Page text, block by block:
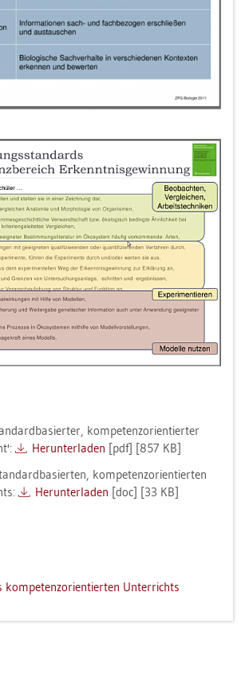
kom­pe­tenz­ori­en­tier­ter
Her­un­ter­la­den [pdf] [857 KB]
kom­pe­tenz­ori­en­tier­ten
Her­un­ter­la­den [doc] [33 KB]
kom­pe­tenz­ori­en­tier­ten Un­ter­richts